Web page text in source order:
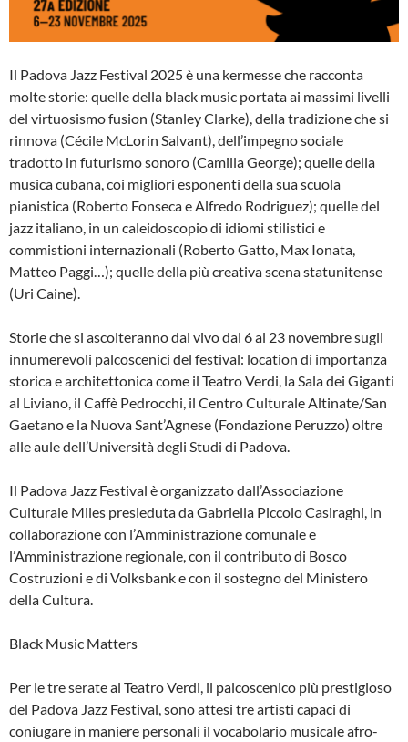
Il Padova Jazz Festival 2025 è una kermesse che racconta
molte storie: quelle della black music portata ai massimi livelli
del virtuosismo fusion (Stanley Clarke), della tradizione che si
rinnova (Cécile McLorin Salvant), dell’impegno sociale
tradotto in futurismo sonoro (Camilla George); quelle della
musica cubana, coi migliori esponenti della sua scuola
pianistica (Roberto Fonseca e Alfredo Rodriguez); quelle del
jazz italiano, in un caleidoscopio di idiomi stilistici e
commistioni internazionali (Roberto Gatto, Max Ionata,
Matteo Paggi…); quelle della più creativa scena statunitense
(Uri Caine).
Storie che si ascolteranno dal vivo dal 6 al 23 novembre sugli
innumerevoli palcoscenici del festival: location di importanza
storica e architettonica come il Teatro Verdi, la Sala dei Giganti
al Liviano, il Caffè Pedrocchi, il Centro Culturale Altinate/San
Gaetano e la Nuova Sant’Agnese (Fondazione Peruzzo) oltre
alle aule dell’Università degli Studi di Padova.
Il Padova Jazz Festival è organizzato dall’Associazione
Culturale Miles presieduta da Gabriella Piccolo Casiraghi, in
collaborazione con l’Amministrazione comunale e
l’Amministrazione regionale, con il contributo di Bosco
Costruzioni e di Volksbank e con il sostegno del Ministero
della Cultura.
Black Music Matters
Per le tre serate al Teatro Verdi, il palcoscenico più prestigioso
del Padova Jazz Festival, sono attesi tre artisti capaci di
coniugare in maniere personali il vocabolario musicale afro-